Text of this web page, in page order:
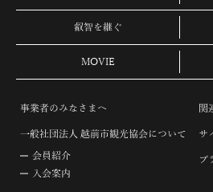
叡智を継ぐ
MOVIE
事業者のみなさまへ
一般社団法人 越前市観光協会について
会員紹介
入会案内
関
サ
プ